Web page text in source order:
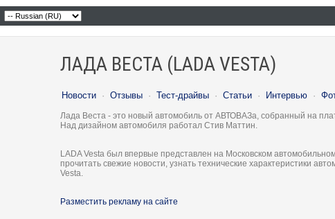
ЛАДА ВЕСТА (LADA VESTA)
Новости · Отзывы · Тест-драйвы · Статьи · Интервью ·
Лада Веста - это новый автомобиль от АВТОВАЗа, собранный на
Над дизайном автомобиля работал Стив Маттин.
LADA Vesta был впервые представлен на Московском
прочитать свежие новости, узнать технические характеристики
Vesta.
Разместить рекламу на сайте